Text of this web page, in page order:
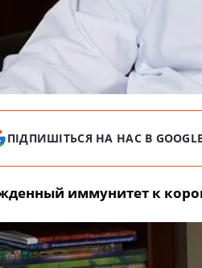
ПІДПИШІТЬСЯ НА НАС В GOOGLE
иммунитет к